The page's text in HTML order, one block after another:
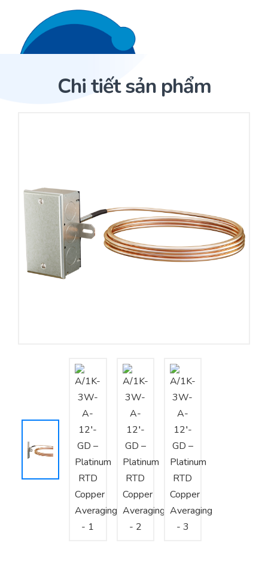
Trang Chủ
Nhà phân phối cảm biến
Nhà sản xuất thiết bị điều khiển
Cung cấp giải pháp quản lý cho toà nhà (BMS)
Bảo trì – Bảo dưỡng hệ thống
Thi công – Lắp đặt hệ thống HVAC
Dự án
Bài viết
Hợp tác
Yêu cầu báo giá
Chi tiết sản phẩm